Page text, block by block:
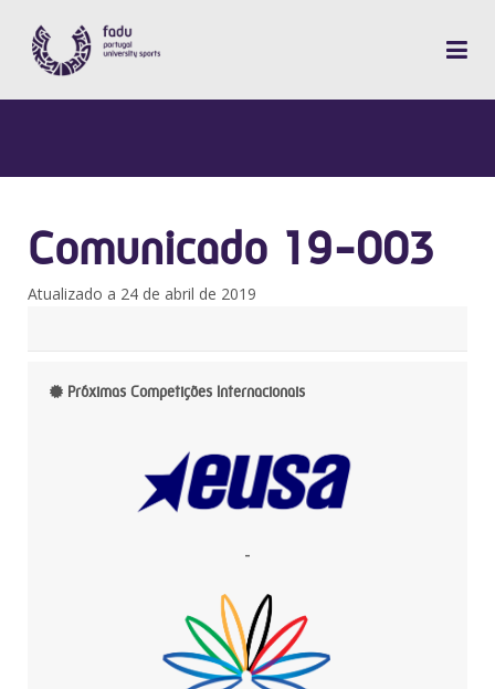
Comunicado 19-003
Atualizado a 24 de abril de 2019
Próximas Competições Internacionais
-